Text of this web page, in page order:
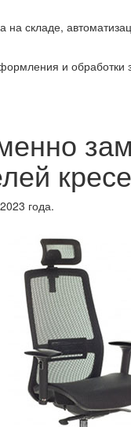
складе,
и обработки
года.